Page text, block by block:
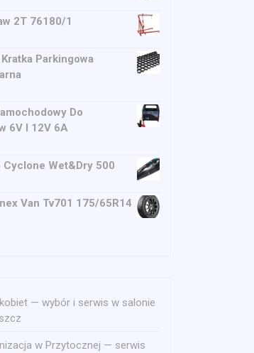
2T 76180/1
Parkingowa
Do
6V I 12V 6A
Wet&Dry 500
Van Tv701 175/65R14
— wybór i serwis w salonie
w Przytocznej — serwis